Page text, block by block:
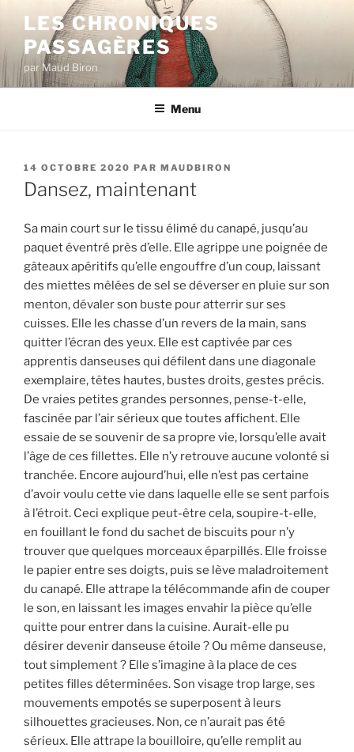
contenu
principal
LES CHRONIQUES
PASSAGÈRES
par Maud Biron
Menu
PUBLIÉ
LE
14 OCTOBRE 2020 PAR MAUDBIRON
Dansez, maintenant
Sa main court sur le tissu élimé du canapé, jusqu’au
paquet éventré près d’elle. Elle agrippe une poignée de
gâteaux apéritifs qu’elle engouffre d’un coup, laissant
des miettes mêlées de sel se déverser en pluie sur son
menton, dévaler son buste pour atterrir sur ses
cuisses. Elle les chasse d’un revers de la main, sans
quitter l’écran des yeux. Elle est captivée par ces
apprentis danseuses qui défilent dans une diagonale
exemplaire, têtes hautes, bustes droits, gestes précis.
De vraies petites grandes personnes, pense-t-elle,
fascinée par l’air sérieux que toutes affichent. Elle
essaie de se souvenir de sa propre vie, lorsqu’elle avait
l’âge de ces fillettes. Elle n’y retrouve aucune volonté si
tranchée. Encore aujourd’hui, elle n’est pas certaine
d’avoir voulu cette vie dans laquelle elle se sent parfois
à l’étroit. Ceci explique peut-être cela, soupire-t-elle,
en fouillant le fond du sachet de biscuits pour n’y
trouver que quelques morceaux éparpillés. Elle froisse
le papier entre ses doigts, puis se lève maladroitement
du canapé. Elle attrape la télécommande afin de couper
le son, en laissant les images envahir la pièce qu’elle
quitte pour entrer dans la cuisine. Aurait-elle pu
désirer devenir danseuse étoile ? Ou même danseuse,
tout simplement ? Elle s’imagine à la place de ces
petites filles déterminées. Son visage trop large, ses
mouvements empotés se superposent à leurs
silhouettes gracieuses. Non, ce n’aurait pas été
sérieux. Elle attrape la bouilloire, qu’elle remplit au